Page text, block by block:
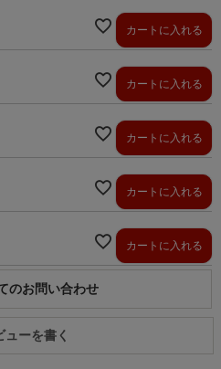
カートに入れる
カートに入れる
カートに入れる
カートに入れる
カートに入れる
のお問い合わせ
ューを書く